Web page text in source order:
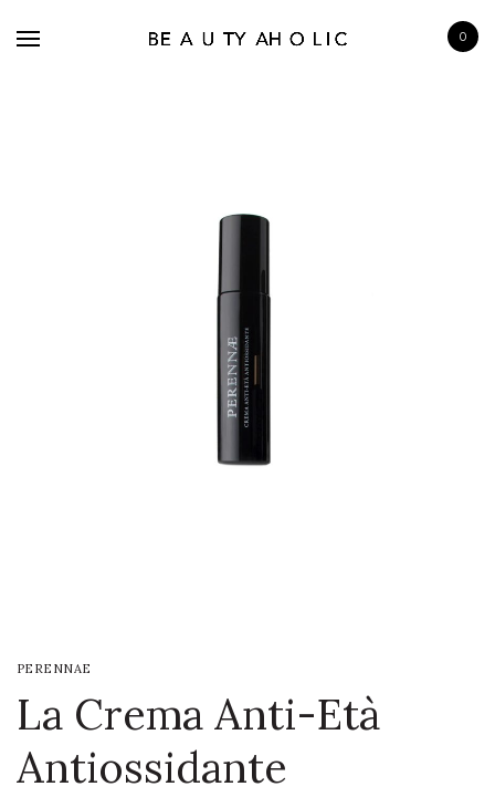
0
PERENNAE
La Crema Anti-Età
Antiossidante